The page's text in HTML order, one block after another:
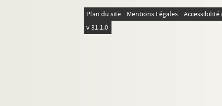
Plan du site Mentions Légales
v 31.1.0